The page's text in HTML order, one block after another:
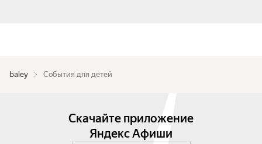
baley События для детей
Скачайте приложение
Яндекс Афиши